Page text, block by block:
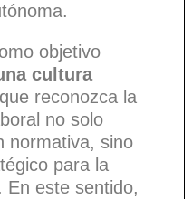
objetivo
cultura
reconozca la
no solo
normativa, sino
para la
En este sentido,